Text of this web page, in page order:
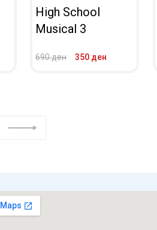
High School
Musical 3
690ден 350 ден
ВО КОШНИЧКА